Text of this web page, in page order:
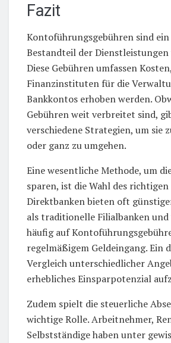
Fazit
Kontoführungsgebühren sind
Bestandteil der Dienstleistungen
Diese Gebühren umfassen
Finanzinstituten für die
Bankkontos erhoben werden.
Gebühren weit verbreitet sind,
verschiedene Strategien, um sie
oder ganz zu umgehen.
Eine wesentliche Methode, um
sparen, ist die Wahl des
Direktbanken bieten oft
als traditionelle Filialbanken
häufig auf
regelmäßigem Geldeingang. Ein
Vergleich unterschiedlicher
erhebliches Einsparpotenzial
Zudem spielt die steuerliche
wichtige Rolle. Arbeitnehmer,
Selbstständige haben unter